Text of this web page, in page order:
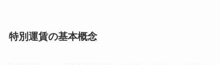
特別運賃の基本概念